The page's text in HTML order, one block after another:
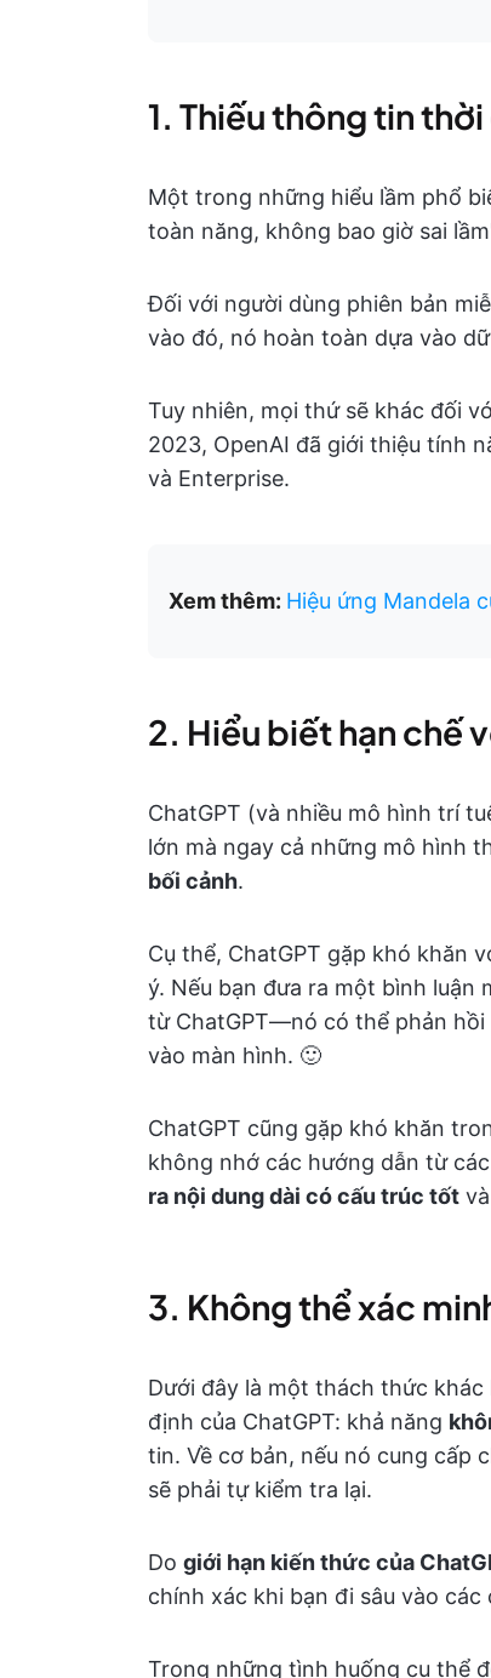
1. Thiếu thông tin
Một trong những hiểu lầm phổ
toàn năng, không bao giờ sai
Đối với người dùng phiên bản
vào đó, nó hoàn toàn dựa vào
Tuy nhiên, mọi thứ sẽ khác đối
2023, OpenAI đã giới thiệu tính
và Enterprise.
Xem thêm: Hiệu ứng Mandela
2. Hiểu biết hạn chế
ChatGPT (và nhiều mô hình trí
lớn mà ngay cả những mô hình
bối cảnh.
Cụ thể, ChatGPT gặp khó khăn
ý. Nếu bạn đưa ra một bình luận
từ ChatGPT—nó có thể phản
vào màn hình. 🙂
ChatGPT cũng gặp khó khăn
không nhớ các hướng dẫn từ
ra nội dung dài có cấu trúc tốt
3. Không thể xác
Dưới đây là một thách thức
định của ChatGPT: khả năng
tin. Về cơ bản, nếu nó cung cấp
sẽ phải tự kiểm tra lại.
Do giới hạn kiến thức của
chính xác khi bạn đi sâu vào
Trong những tình huống cụ thể